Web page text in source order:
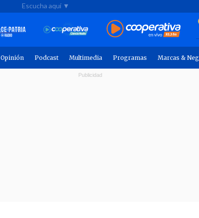
Escucha aquí ▼
Opinión Podcast Multimedia Programas Marcas &